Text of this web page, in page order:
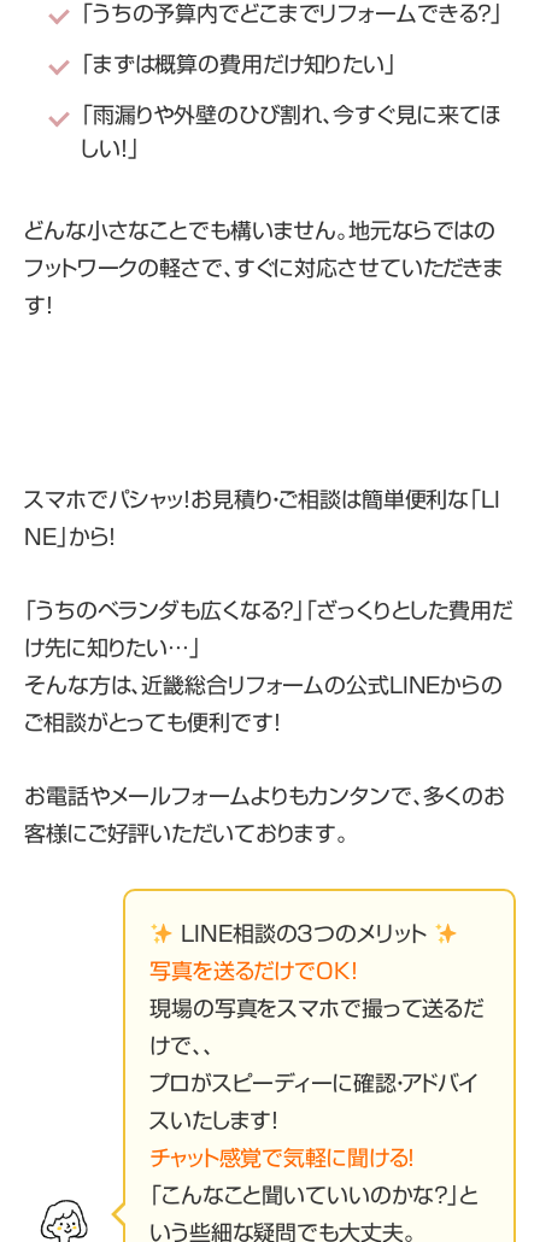
「うちの予算内でどこまでリフォームできる？」
「まずは概算の費用だけ知りたい」
「雨漏りや外壁のひび割れ、今すぐ見に来てほ
しい！」
どんな小さなことでも構いません。地元ならではの
フットワークの軽さで、すぐに対応させていただきま
す！
スマホでパシャッ！お見積り・ご相談は簡単便利な「LI
NE」から！
「うちのベランダも広くなる？」「ざっくりとした費用だ
け先に知りたい…」
そんな方は、近畿総合リフォームの公式LINEからの
ご相談がとっても便利です！
お電話やメールフォームよりもカンタンで、多くのお
客様にご好評いただいております。
LINE相談の3つのメリット
写真を送るだけでOK！
現場の写真をスマホで撮って送るだ
けで、、
プロがスピーディーに確認・アドバイ
スいたします！
チャット感覚で気軽に聞ける！
「こんなこと聞いていいのかな？」と
いう些細な疑問でも大丈夫。